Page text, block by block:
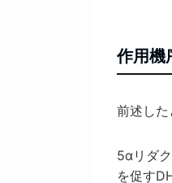
作用機
前述した
5αリダ
を促す